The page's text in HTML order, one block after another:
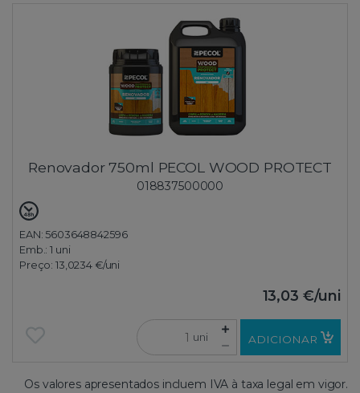
Renovador 750ml PECOL WOOD PROTECT
018837500000
EAN: 5603648842596
Emb.:1 uni
Preço: 13,0234 €/uni
13,03 €/uni
uni ADICIONAR
Os valores apresentados incluem IVA à taxa legal em vigor.